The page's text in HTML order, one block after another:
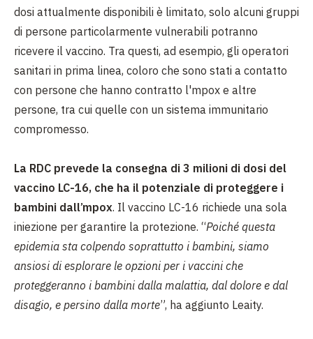
dosi attualmente disponibili è limitato, solo alcuni gruppi
di persone particolarmente vulnerabili potranno
ricevere il vaccino. Tra questi, ad esempio, gli operatori
sanitari in prima linea, coloro che sono stati a contatto
con persone che hanno contratto l'mpox e altre
persone, tra cui quelle con un sistema immunitario
compromesso.
La RDC prevede la consegna di 3 milioni di dosi del
vaccino LC-16, che ha il potenziale di proteggere i
bambini dall’mpox. Il vaccino LC-16 richiede una sola
iniezione per garantire la protezione. “Poiché questa
epidemia sta colpendo soprattutto i bambini, siamo
ansiosi di esplorare le opzioni per i vaccini che
proteggeranno i bambini dalla malattia, dal dolore e dal
disagio, e persino dalla morte”, ha aggiunto Leaity.